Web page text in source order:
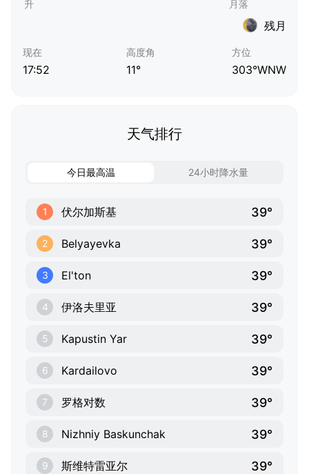
残月
现在
17:52
高度角
11°
方位
303°WNW
天气排行
今日最高温 24小时降水量
1 伏尔加斯基 39°
2 Belyayevka 39°
3 El'ton 39°
4 伊洛夫里亚 39°
5 Kapustin Yar 39°
6 Kardailovo 39°
7 罗格对数 39°
8 Nizhniy Baskunchak 39°
9 斯维特雷亚尔 39°